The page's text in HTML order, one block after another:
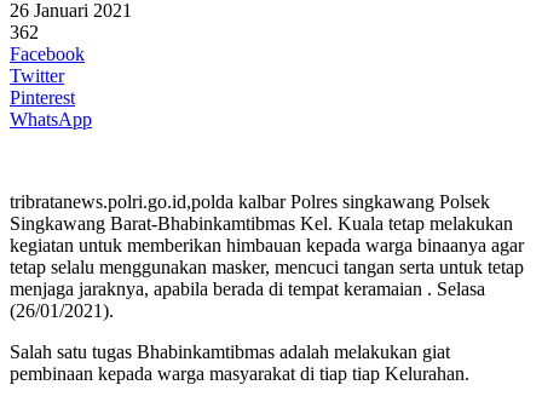
26 Januari 2021
362
Facebook
Twitter
Pinterest
WhatsApp
tribratanews.polri.go.id,polda kalbar Polres singkawang Polsek
Singkawang Barat-Bhabinkamtibmas Kel. Kuala tetap melakukan
kegiatan untuk memberikan himbauan kepada warga binaanya agar
tetap selalu menggunakan masker, mencuci tangan serta untuk tetap
menjaga jaraknya, apabila berada di tempat keramaian . Selasa
(26/01/2021).
Salah satu tugas Bhabinkamtibmas adalah melakukan giat
pembinaan kepada warga masyarakat di tiap tiap Kelurahan.